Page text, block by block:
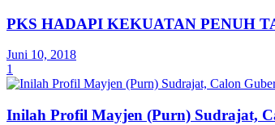
PKS HADAPI KEKUATAN PENUH
Juni 10, 2018
1
Inilah Profil Mayjen (Purn) Sudrajat,